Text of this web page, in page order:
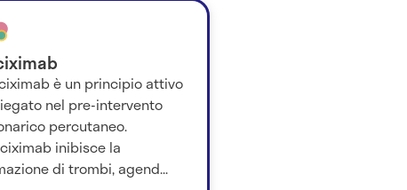
è un principio attivo
nel pre-intervento
percutaneo.
inibisce la
di trombi, agend...